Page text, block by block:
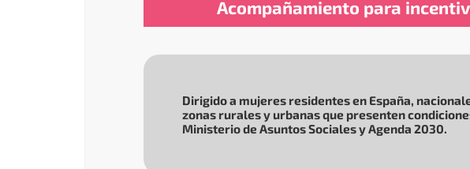
Acompañamiento para
Dirigido a mujeres residentes en España,
zonas rurales y urbanas que presenten
Ministerio de Asuntos Sociales y Agenda 2030.